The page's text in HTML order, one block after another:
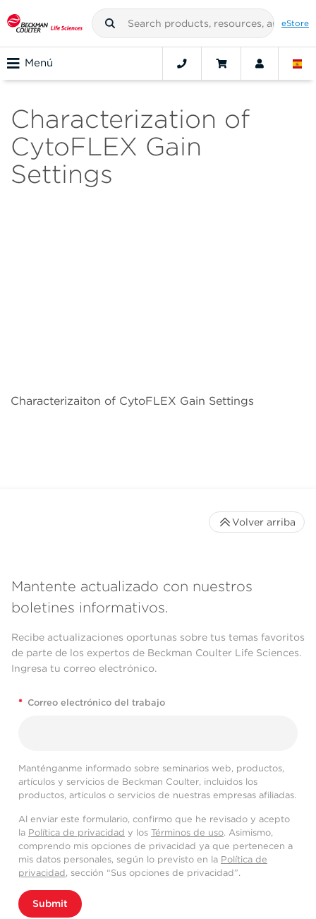
eStore
Menú
Characterization of
CytoFLEX Gain
Settings
Characterizaiton of CytoFLEX Gain Settings
Mantente actualizado con nuestros
boletines informativos.
Recibe actualizaciones oportunas sobre tus temas favoritos
de parte de los expertos de Beckman Coulter Life Sciences.
Ingresa tu correo electrónico.
* Correo electrónico del trabajo
Manténganme informado sobre seminarios web, productos,
artículos y servicios de Beckman Coulter, incluidos los
productos, artículos o servicios de nuestras empresas afiliadas.
Al enviar este formulario, confirmo que he revisado y acepto
la Política de privacidad y los Términos de uso. Asimismo,
comprendo mis opciones de privacidad ya que pertenecen a
mis datos personales, según lo previsto en la Política de
privacidad, sección “Sus opciones de privacidad”.
Submit
Volver arriba